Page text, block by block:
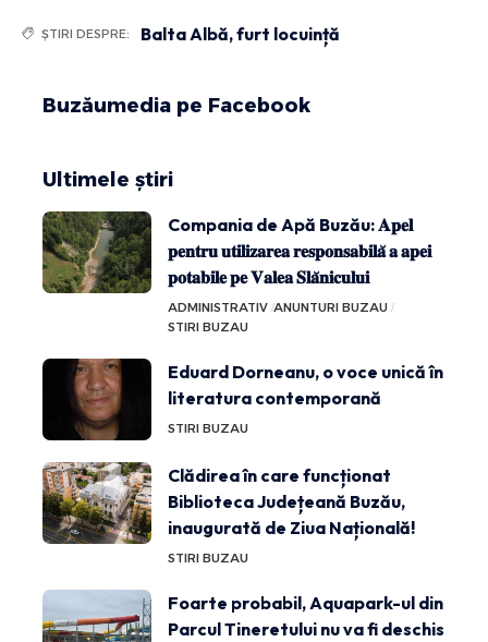
ȘTIRI DESPRE: Balta Albă,furt locuință
Buzăumedia pe Facebook
Ultimele știri
Compania de Apă Buzău: 𝐀𝐩𝐞𝐥
𝐩𝐞𝐧𝐭𝐫𝐮 𝐮𝐭𝐢𝐥𝐢𝐳𝐚𝐫𝐞𝐚 𝐫𝐞𝐬𝐩𝐨𝐧𝐬𝐚𝐛𝐢𝐥𝐚̆ 𝐚 𝐚𝐩𝐞𝐢
𝐩𝐨𝐭𝐚𝐛𝐢𝐥𝐞 𝐩𝐞 𝐕𝐚𝐥𝐞𝐚 𝐒𝐥𝐚̆𝐧𝐢𝐜𝐮𝐥𝐮𝐢
ADMINISTRATIV ANUNTURI BUZAU
STIRI BUZAU
Eduard Dorneanu, o voce unică în
literatura contemporană
STIRI BUZAU
Clădirea în care funcționat
Biblioteca Județeană Buzău,
inaugurată de Ziua Națională!
STIRI BUZAU
Foarte probabil, Aquapark-ul din
Parcul Tineretului nu va fi deschis